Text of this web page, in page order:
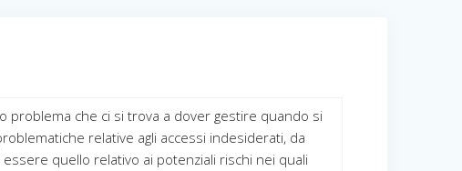
problema che ci si trova a dover gestire quando si
relative agli accessi indesiderati, da
quello relativo ai potenziali rischi nei quali